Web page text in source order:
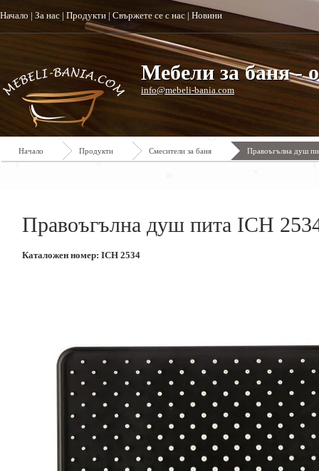
Начало | За нас | Продукти | Свържете се с нас | Новини
Мебели за баня -
info@mebeli-bania.com
Начало Продукти Смесители за баня Правоъгълна душ
Правоъгълна душ пита ICH
Каталожен номер: ICH 2534